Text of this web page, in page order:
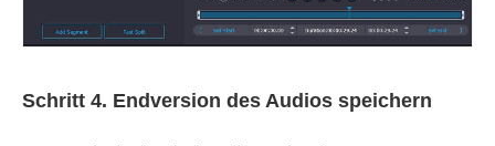
Schritt 4. Endversion des Audios speichern